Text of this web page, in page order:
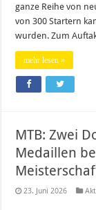
ganze Reihe von
von 300 Startern
wurden. Zum
mehr lesen »
MTB: Zwei
Medaillen
23. Juni 2026